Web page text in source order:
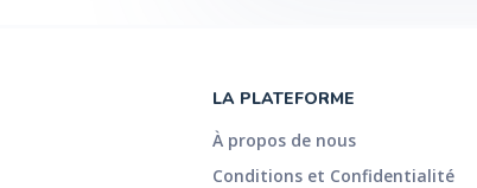
LA PLATEFORME
À propos de nous
Conditions et Confidentialité